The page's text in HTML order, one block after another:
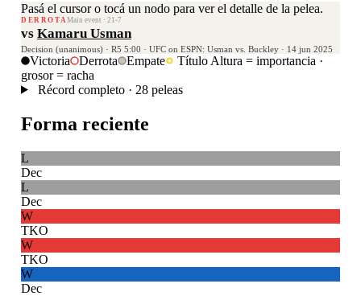
Pasá el cursor o tocá un nodo para ver el detalle de la pelea.
DERROTAMain event · 21-7
vs Kamaru Usman
Decision (unanimous) · R5 5:00 · UFC on ESPN: Usman vs. Buckley · 14 jun 2025
Victoria Derrota Empate Título Altura = importancia ·
grosor = racha
Récord completo · 28 peleas
Forma reciente
L
Dec
L
Dec
W
TKO
W
TKO
W
Dec